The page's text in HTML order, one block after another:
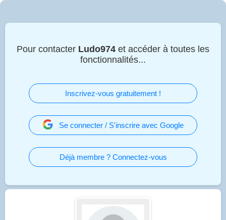
Pour contacter Ludo974 et accéder à toutes les
fonctionnalités...
Inscrivez-vous gratuitement !
Se connecter / S'inscrire avec Google
Déjà membre ? Connectez-vous